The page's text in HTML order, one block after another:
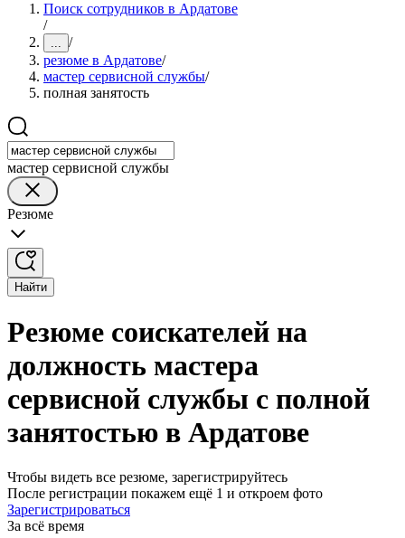
Поиск сотрудников в Ардатове
/
... /
резюме в Ардатове/
мастер сервисной службы/
полная занятость
мастер сервисной службы
Резюме
Найти
Резюме соискателей на
должность мастера
сервисной службы с полной
занятостью в Ардатове
Чтобы видеть все резюме, зарегистрируйтесь
После регистрации покажем ещё 1 и откроем фото
Зарегистрироваться
За всё время